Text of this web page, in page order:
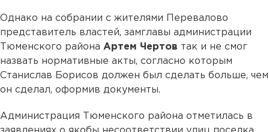
Однако на собрании с жителями Перевалово
представитель властей, замглавы администрации
Тюменского района Артем Чертов так и не смог
назвать нормативные акты, согласно которым
Станислав Борисов должен был сделать больше, чем
он сделал, оформив документы.
Администрация Тюменского района отметилась в